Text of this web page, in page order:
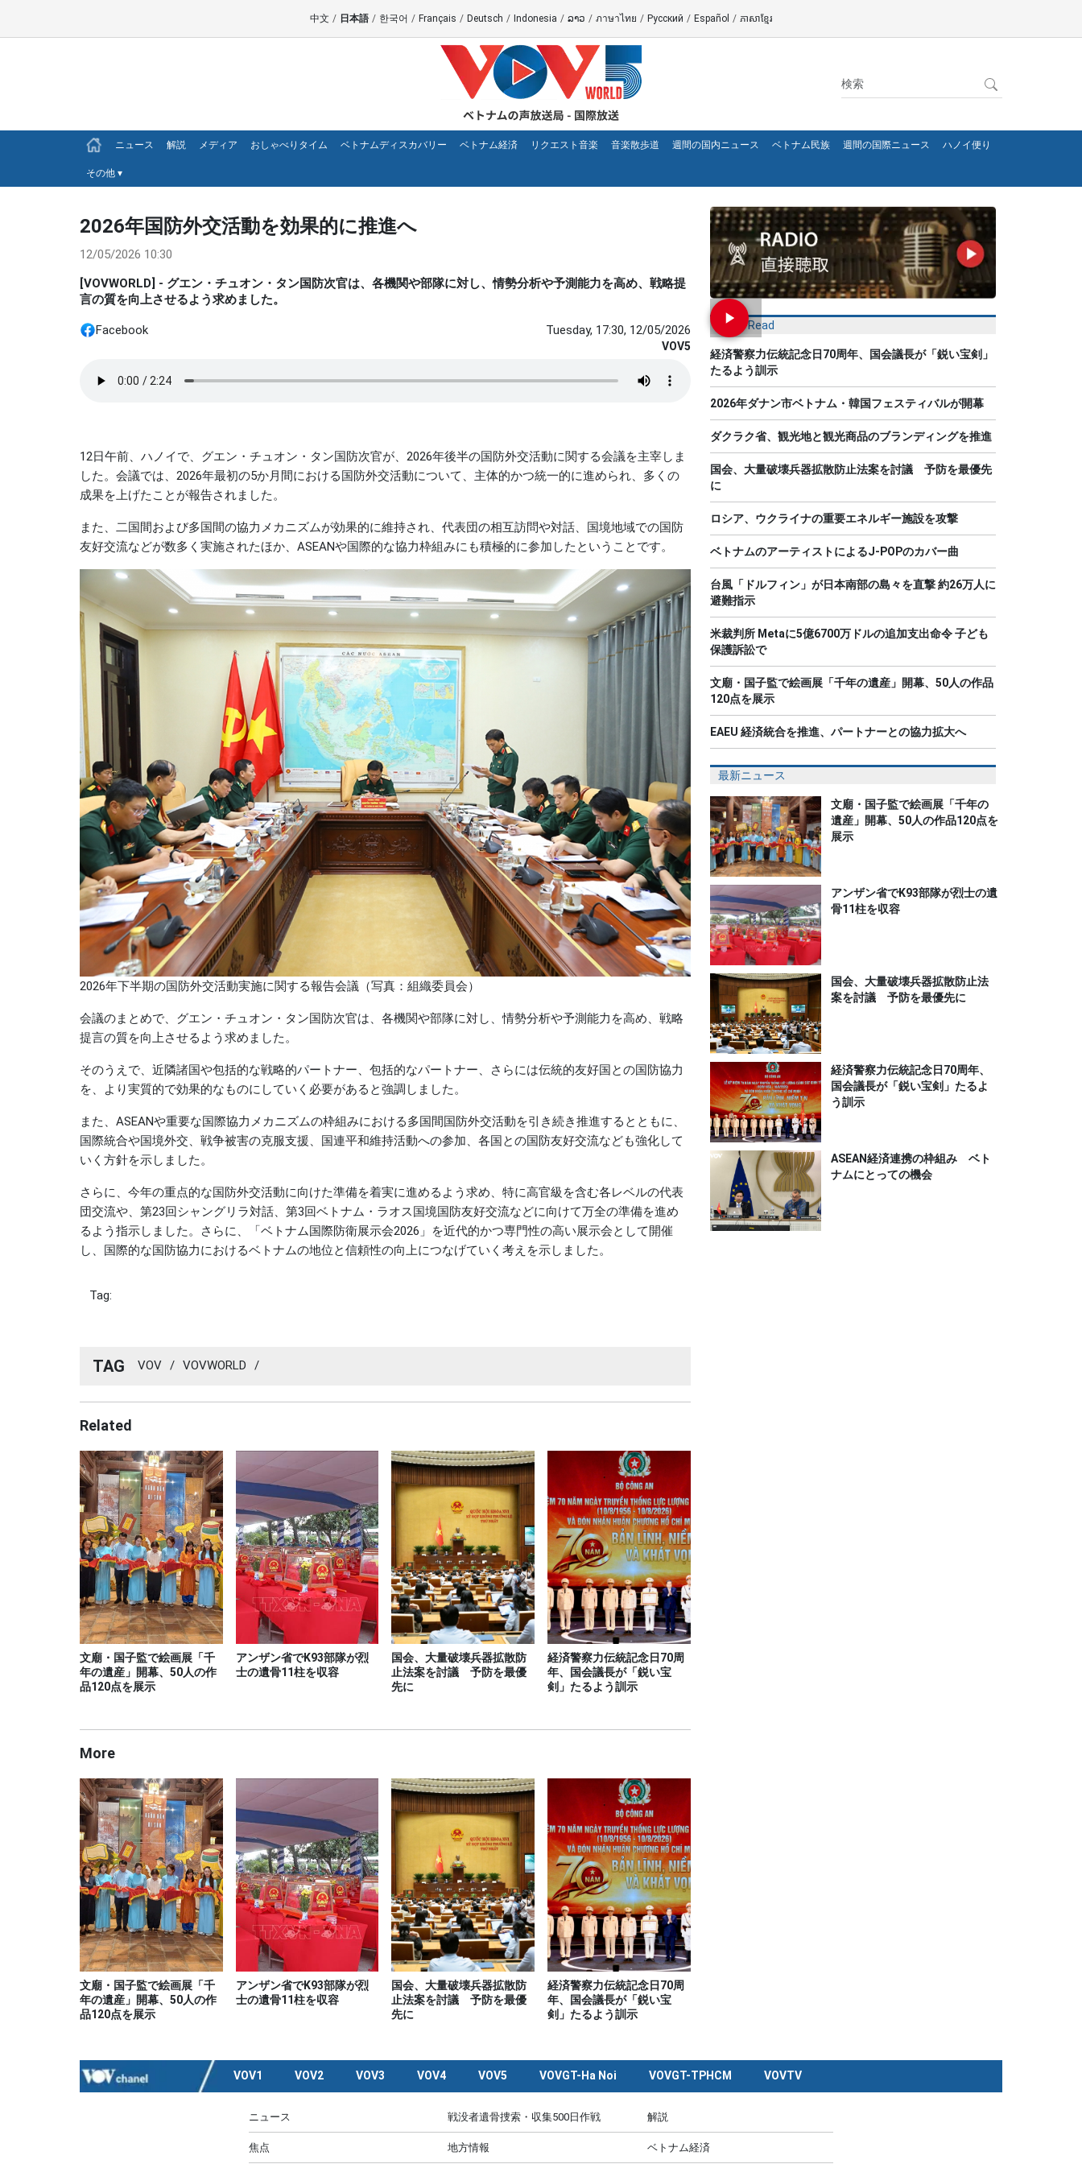
中文 / 日本語 / 한국어 / Français / Deutsch / Indonesia / ລາວ / ภาษาไทย / Русский / Español / ភាសាខ្មែរ
ニュース 解説 メディア おしゃべりタイム ベトナムディスカバリー ベトナム経済 リクエスト音楽 音楽散歩道 週間の国内ニュース ベトナム民族 週間の国際ニュース ハノイ便り
その他 ▾
2026年国防外交活動を効果的に推進へ
12/05/2026 10:30
[VOVWORLD] - グエン・チュオン・タン国防次官は、各機関や部隊に対し、情勢分析や予測能力を高め、戦略提
言の質を向上させるよう求めました。
Facebook Tuesday, 17:30, 12/05/2026
VOV5
12日午前、ハノイで、グエン・チュオン・タン国防次官が、2026年後半の国防外交活動に関する会議を主宰しま
した。会議では、2026年最初の5か月間における国防外交活動について、主体的かつ統一的に進められ、多くの
成果を上げたことが報告されました。
また、二国間および多国間の協力メカニズムが効果的に維持され、代表団の相互訪問や対話、国境地域での国防
友好交流などが数多く実施されたほか、ASEANや国際的な協力枠組みにも積極的に参加したということです。
2026年下半期の国防外交活動実施に関する報告会議（写真：組織委員会）
会議のまとめで、グエン・チュオン・タン国防次官は、各機関や部隊に対し、情勢分析や予測能力を高め、戦略
提言の質を向上させるよう求めました。
そのうえで、近隣諸国や包括的な戦略的パートナー、包括的なパートナー、さらには伝統的友好国との国防協力
を、より実質的で効果的なものにしていく必要があると強調しました。
また、ASEANや重要な国際協力メカニズムの枠組みにおける多国間国防外交活動を引き続き推進するとともに、
国際統合や国境外交、戦争被害の克服支援、国連平和維持活動への参加、各国との国防友好交流なども強化して
いく方針を示しました。
さらに、今年の重点的な国防外交活動に向けた準備を着実に進めるよう求め、特に高官級を含む各レベルの代表
団交流や、第23回シャングリラ対話、第3回ベトナム・ラオス国境国防友好交流などに向けて万全の準備を進め
るよう指示しました。さらに、「ベトナム国際防衛展示会2026」を近代的かつ専門性の高い展示会として開催
し、国際的な国防協力におけるベトナムの地位と信頼性の向上につなげていく考えを示しました。
Tag:
TAG VOV / VOVWORLD /
Related
文廟・国子監で絵画展「千
年の遺産」開幕、50人の作
品120点を展示
アンザン省でK93部隊が烈
士の遺骨11柱を収容
国会、大量破壊兵器拡散防
止法案を討議 予防を最優
先に
経済警察力伝統記念日70周
年、国会議長が「鋭い宝
剣」たるよう訓示
More
文廟・国子監で絵画展「千
年の遺産」開幕、50人の作
品120点を展示
アンザン省でK93部隊が烈
士の遺骨11柱を収容
国会、大量破壊兵器拡散防
止法案を討議 予防を最優
先に
経済警察力伝統記念日70周
年、国会議長が「鋭い宝
剣」たるよう訓示
Most Read
経済警察力伝統記念日70周年、国会議長が「鋭い宝剣」
たるよう訓示
2026年ダナン市ベトナム・韓国フェスティバルが開幕
ダクラク省、観光地と観光商品のブランディングを推進
国会、大量破壊兵器拡散防止法案を討議 予防を最優先
に
ロシア、ウクライナの重要エネルギー施設を攻撃
ベトナムのアーティストによるJ-POPのカバー曲
台風「ドルフィン」が日本南部の島々を直撃 約26万人に
避難指示
米裁判所 Metaに5億6700万ドルの追加支出命令 子ども
保護訴訟で
文廟・国子監で絵画展「千年の遺産」開幕、50人の作品
120点を展示
EAEU 経済統合を推進、パートナーとの協力拡大へ
最新ニュース
文廟・国子監で絵画展「千年の
遺産」開幕、50人の作品120点を
展示
アンザン省でK93部隊が烈士の遺
骨11柱を収容
国会、大量破壊兵器拡散防止法
案を討議 予防を最優先に
経済警察力伝統記念日70周年、
国会議長が「鋭い宝剣」たるよ
う訓示
ASEAN経済連携の枠組み ベト
ナムにとっての機会
VOV1 VOV2 VOV3 VOV4 VOV5 VOVGT-Ha Noi VOVGT-TPHCM VOVTV
ニュース 戦没者遺骨捜索・収集500日作戦 解説
焦点 地方情報 ベトナム経済